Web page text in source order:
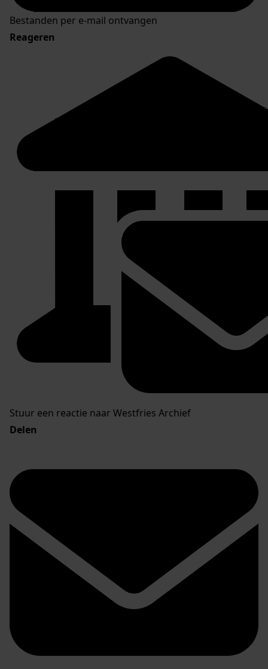
Bestanden per e-mail ontvangen
Reageren
Stuur een reactie naar Westfries Archief
Delen